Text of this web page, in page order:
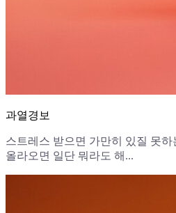
과열경보
스트레스 받으면 가만히 있질 못하
올라오면 일단 뭐라도 해...